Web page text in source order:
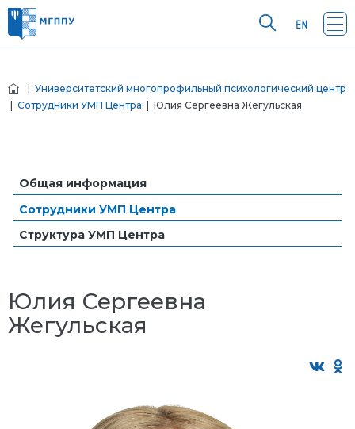
Университетский многопрофильный психологический центр
Сотрудники УМП Центра | Юлия Сергеевна Жегульская
Общая информация
Сотрудники УМП Центра
Структура УМП Центра
Юлия Сергеевна
Жегульская